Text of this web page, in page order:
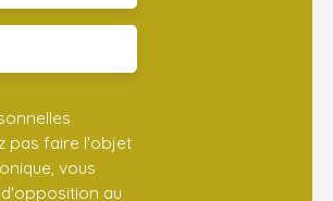
pas faire l'objet
vous
au